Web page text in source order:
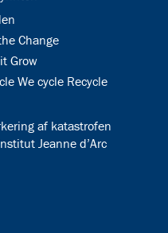
Change
Grow
We cycle Recycle
af katastrofen
Jeanne d’Arc